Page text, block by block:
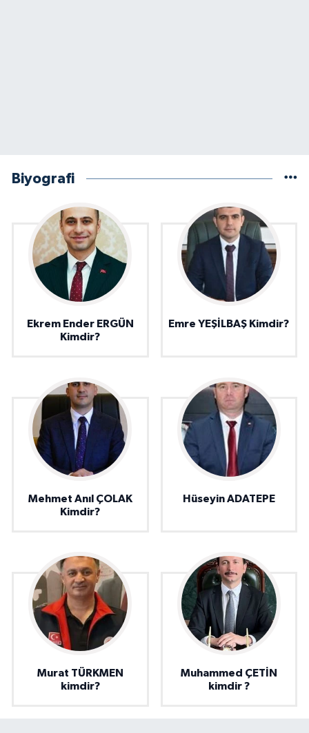
Biyografi
Ekrem Ender ERGÜN
Kimdir?
Emre YEŞİLBAŞ Kimdir?
Mehmet Anıl ÇOLAK
Kimdir?
Hüseyin ADATEPE
Murat TÜRKMEN
kimdir?
Muhammed ÇETİN
kimdir ?